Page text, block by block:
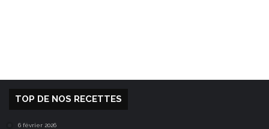
TOP DE NOS RECETTES
6 février 2026